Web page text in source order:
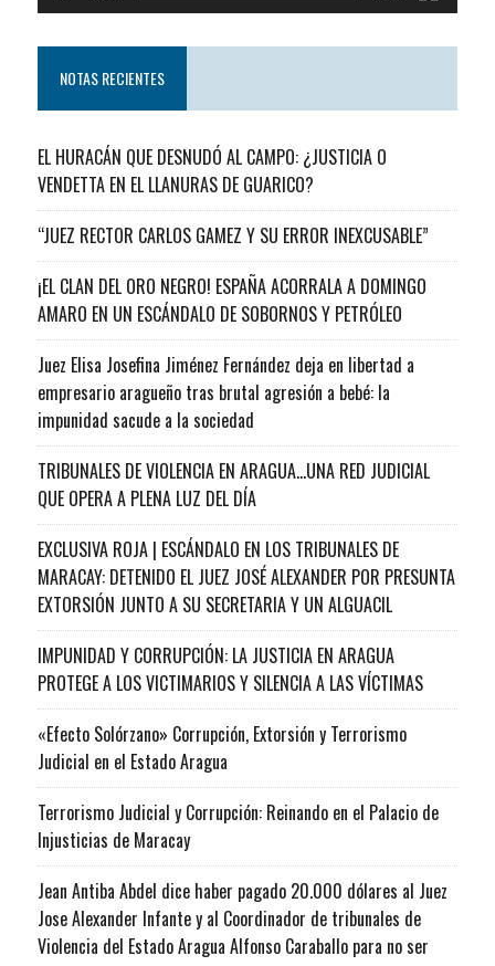
NOTAS RECIENTES
EL HURACÁN QUE DESNUDÓ AL CAMPO: ¿JUSTICIA O
VENDETTA EN EL LLANURAS DE GUARICO?
“JUEZ RECTOR CARLOS GAMEZ Y SU ERROR INEXCUSABLE”
¡EL CLAN DEL ORO NEGRO! ESPAÑA ACORRALA A DOMINGO
AMARO EN UN ESCÁNDALO DE SOBORNOS Y PETRÓLEO
Juez Elisa Josefina Jiménez Fernández deja en libertad a
empresario aragueño tras brutal agresión a bebé: la
impunidad sacude a la sociedad
TRIBUNALES DE VIOLENCIA EN ARAGUA…UNA RED JUDICIAL
QUE OPERA A PLENA LUZ DEL DÍA
EXCLUSIVA ROJA | ESCÁNDALO EN LOS TRIBUNALES DE
MARACAY: DETENIDO EL JUEZ JOSÉ ALEXANDER POR PRESUNTA
EXTORSIÓN JUNTO A SU SECRETARIA Y UN ALGUACIL
IMPUNIDAD Y CORRUPCIÓN: LA JUSTICIA EN ARAGUA
PROTEGE A LOS VICTIMARIOS Y SILENCIA A LAS VÍCTIMAS
«Efecto Solórzano» Corrupción, Extorsión y Terrorismo
Judicial en el Estado Aragua
Terrorismo Judicial y Corrupción: Reinando en el Palacio de
Injusticias de Maracay
Jean Antiba Abdel dice haber pagado 20.000 dólares al Juez
Jose Alexander Infante y al Coordinador de tribunales de
Violencia del Estado Aragua Alfonso Caraballo para no ser